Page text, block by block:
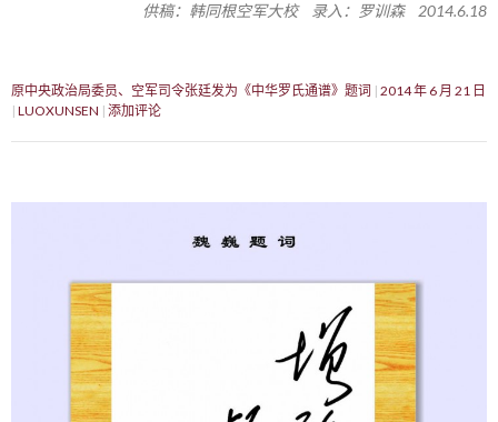
供稿：韩同根空军大校 录入：罗训森 2014.6.18
原中央政治局委员、空军司令张廷发为《中华罗氏通谱》题词 2014 年 6 月 21 日
LUOXUNSEN 添加评论